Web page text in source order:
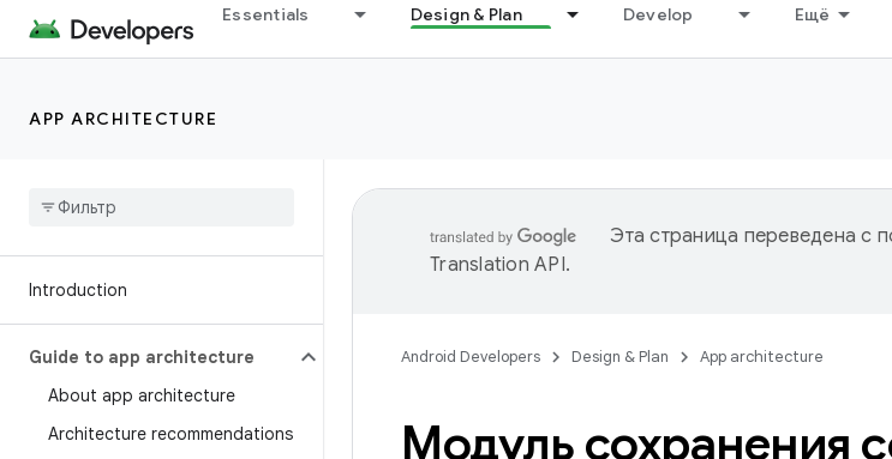
Essentials Design & Plan Develop Ещё
APP ARCHITECTURE
Introduction
Guide to app architecture
About app architecture
Architecture recommendations
Эта страница переведена с
Translation API.
Android Developers Design & Plan App architecture
Модуль сохранения